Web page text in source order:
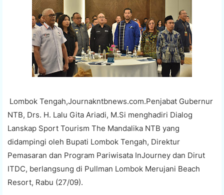
Lombok Tengah,Journakntbnews.com.Penjabat Gubernur
NTB, Drs. H. Lalu Gita Ariadi, M.Si menghadiri Dialog
Lanskap Sport Tourism The Mandalika NTB yang
didampingi oleh Bupati Lombok Tengah, Direktur
Pemasaran dan Program Pariwisata InJourney dan Dirut
ITDC, berlangsung di Pullman Lombok Merujani Beach
Resort, Rabu (27/09).